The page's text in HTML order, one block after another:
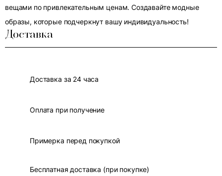
вещами по привлекательным ценам. Создавайте модные
образы, которые подчеркнут вашу индивидуальность!
Доставка
Доставка за 24 часа
Оплата при получение
Примерка перед покупкой
Бесплатная доставка (при покупке)